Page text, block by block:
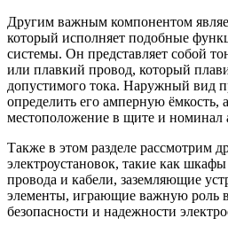
Другим важным компонентом
который исполняет подобные
системы. Он представляет собой
или плавкий провод, который
допустимого тока. Наружный вид
определить его амперную ёмкость,
местоположение в щите и номинал
Также в этом разделе рассмотрим
электроустановок, такие как
провода и кабели, заземляющие
элементы, играющие важную роль
безопасности и надежности